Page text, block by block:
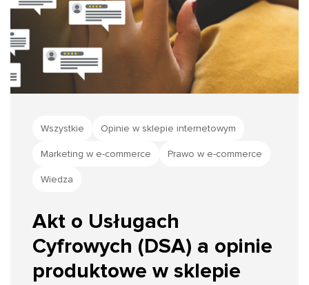
Wszystkie Opinie w sklepie internetowym
Marketing w e-commerce Prawo w e-commerce
Wiedza
Akt o Usługach
Cyfrowych (DSA) a opinie
produktowe w sklepie